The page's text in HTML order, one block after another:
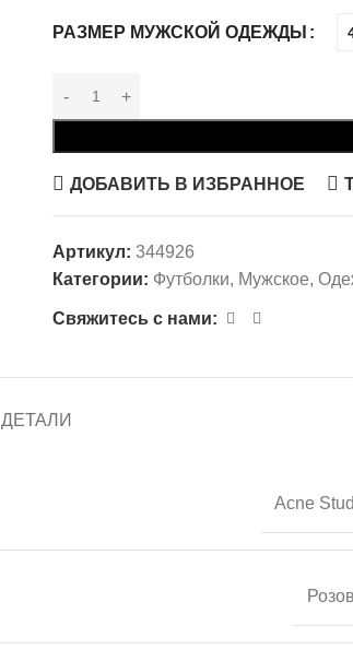
РАЗМЕР МУЖСКОЙ ОДЕЖДЫ
ДОБАВИТЬ В ИЗБРАННОЕ
Артикул: 344926
Категории: Футболки, Мужское,
Свяжитесь с нами:
ДЕТАЛИ
Acne